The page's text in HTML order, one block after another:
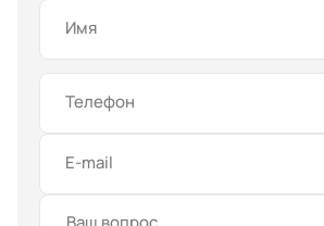
Имя
Телефон
E-mail